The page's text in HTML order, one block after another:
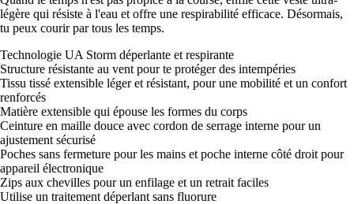
légère qui résiste à l'eau et offre une respirabilité efficace. Désormais,
tu peux courir par tous les temps.
Technologie UA Storm déperlante et respirante
Structure résistante au vent pour te protéger des intempéries
Tissu tissé extensible léger et résistant, pour une mobilité et un confort
renforcés
Matière extensible qui épouse les formes du corps
Ceinture en maille douce avec cordon de serrage interne pour un
ajustement sécurisé
Poches sans fermeture pour les mains et poche interne côté droit pour
appareil électronique
Zips aux chevilles pour un enfilage et un retrait faciles
Utilise un traitement déperlant sans fluorure